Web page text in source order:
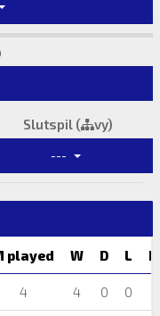
Slutspil ( vy)
---
played W D L
4 4 0 0